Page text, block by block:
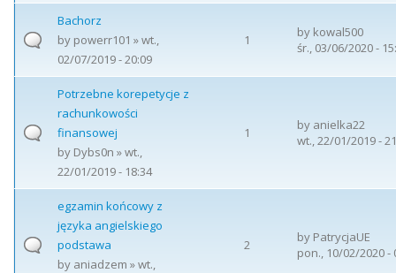
Bachorz
by powerr101 » wt.,
02/07/2019 - 20:09
1 by kowal500
śr., 03/06/2020 -
Potrzebne korepetycje z
rachunkowości
finansowej
by Dybs0n » wt.,
22/01/2019 - 18:34
1 by anielka22
wt., 22/01/2019 -
egzamin końcowy z
języka angielskiego
podstawa
by aniadzem » wt.,
2 by PatrycjaUE
pon., 10/02/2020 -